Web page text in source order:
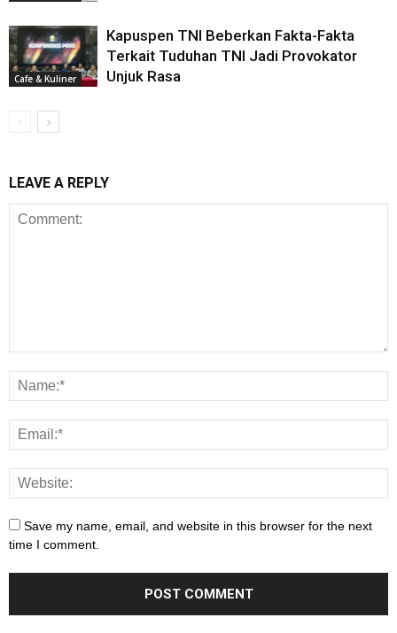
Cafe & Kuliner
Kapuspen TNI Beberkan Fakta-Fakta
Terkait Tuduhan TNI Jadi Provokator
Unjuk Rasa
LEAVE A REPLY
Save my name, email, and website in this browser for the next
time I comment.